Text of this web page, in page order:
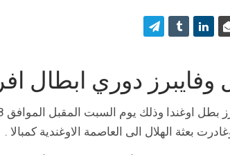
وفايبرز دوري ابطال
بعثة الهلال الى العاصمة الاوغندية كمبالا .